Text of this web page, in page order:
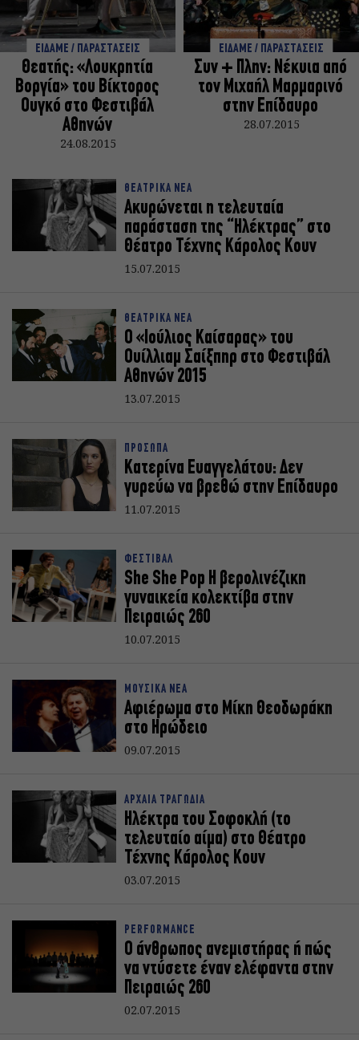
ΕΙΔΑΜΕ / ΠΑΡΑΣΤΑΣΕΙΣ
Θεατής: «Λουκρητία
Βοργία» του Βίκτορος
Ουγκό στο Φεστιβάλ
Αθηνών
24.08.2015
ΕΙΔΑΜΕ / ΠΑΡΑΣΤΑΣΕΙΣ
Συν + Πλην: Νέκυια από
τον Μιχαήλ Μαρμαρινό
στην Επίδαυρο
28.07.2015
ΘΕΑΤΡΙΚΑ ΝΕΑ
Ακυρώνεται η τελευταία
παράσταση της “Ηλέκτρας” στο
Θέατρο Τέχνης Κάρολος Κουν
15.07.2015
ΘΕΑΤΡΙΚΑ ΝΕΑ
O «Ioύλιος Καίσαρας» του
Ουίλλιαμ Σαίξπηρ στο Φεστιβάλ
Αθηνών 2015
13.07.2015
ΠΡΟΣΩΠΑ
Κατερίνα Ευαγγελάτου: Δεν
γυρεύω να βρεθώ στην Επίδαυρο
11.07.2015
ΦΕΣΤΙΒΑΛ
She She Pop H βερολινέζικη
γυναικεία κολεκτίβα στην
Πειραιώς 260
10.07.2015
ΜΟΥΣΙΚΑ ΝΕΑ
Αφιέρωμα στο Μίκη Θεοδωράκη
στο Ηρώδειο
09.07.2015
ΑΡΧΑΙΑ ΤΡΑΓΩΔΙΑ
Ηλέκτρα του Σοφοκλή (το
τελευταίο αίμα) στο Θέατρο
Τέχνης Κάρολος Κουν
03.07.2015
PERFORMANCE
Ο άνθρωπος ανεμιστήρας ή πώς
να ντύσετε έναν ελέφαντα στην
Πειραιώς 260
02.07.2015